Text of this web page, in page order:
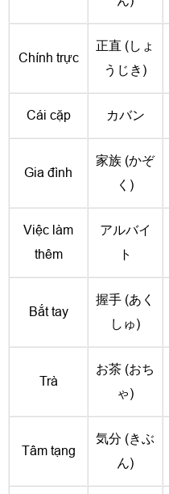
Chính trực
正直 (しょ
うじき)
Cái cặp カバン
Gia đình
家族 (かぞ
く)
Việc làm
thêm
アルバイ
ト
Bắt tay
握手 (あく
しゅ)
Trà
お茶 (おち
ゃ)
Tâm tạng
気分 (きぶ
ん)